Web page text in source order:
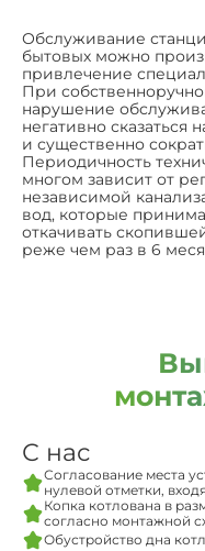
Обслуживание
бытовых можно
привлечение
При
нарушение
негативно сказаться
и существенно
Периодичность
многом зависит от
независимой
вод, которые
откачивать
реже чем раз в 6
С нас
Согласование места
нулевой отметки,
Копка котлована в
согласно монтажной
Обустройство дна